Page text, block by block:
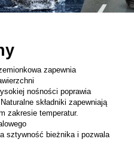
zapewnia
nośności poprawia
składniki zapewniają
zakresie temperatur.
sztywność bieżnika i pozwala